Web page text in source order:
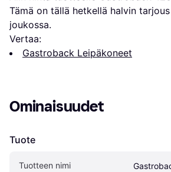
Tämä on tällä hetkellä halvin tarjous
joukossa.
Vertaa:
Gastroback Leipäkoneet
Ominaisuudet
Tuote
Tuotteen nimi